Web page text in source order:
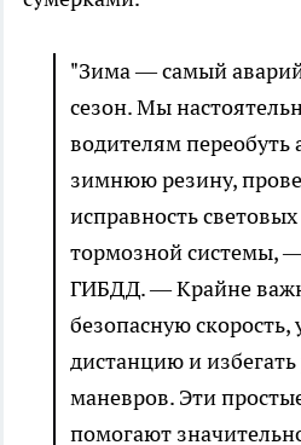
"Зима — самый
сезон. Мы
водителям переобуть
зимнюю резину,
исправность
тормозной системы,
ГИБДД. — Крайне
безопасную скорость,
дистанцию и избегать
маневров. Эти
помогают